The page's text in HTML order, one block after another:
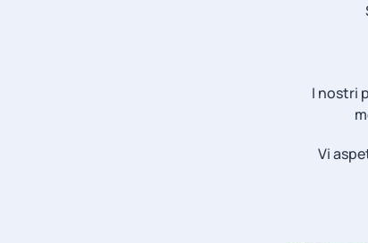
I nostri
Vi